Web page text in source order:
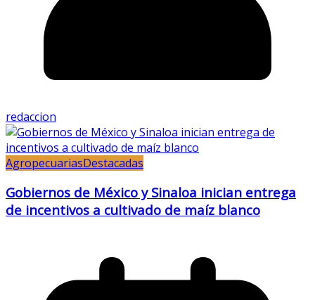
redaccion
AgropecuariasDestacadas
Gobiernos de México y Sinaloa inician entrega
de incentivos a cultivado de maíz blanco